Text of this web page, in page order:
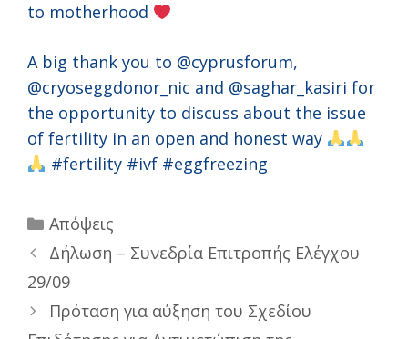
to motherhood
A big thank you to @cyprusforum,
@cryoseggdonor_nic and @saghar_kasiri for
the opportunity to discuss about the issue
of fertility in an open and honest way
#fertility #ivf #eggfreezing
Categories
Απόψεις
Δήλωση – Συνεδρία Επιτροπής Ελέγχου
29/09
Πρόταση για αύξηση του Σχεδίου